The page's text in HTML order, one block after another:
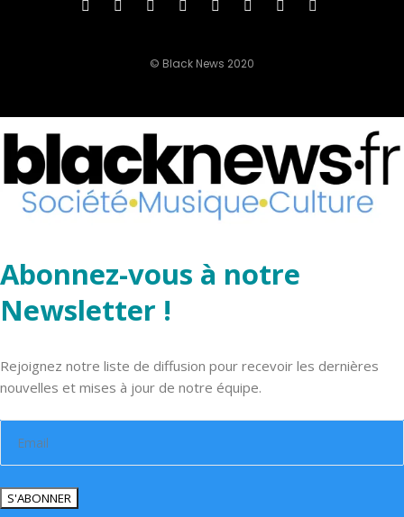
© Black News 2020
Abonnez-vous à notre
Newsletter !
Rejoignez notre liste de diffusion pour recevoir les dernières
nouvelles et mises à jour de notre équipe.
S'ABONNER